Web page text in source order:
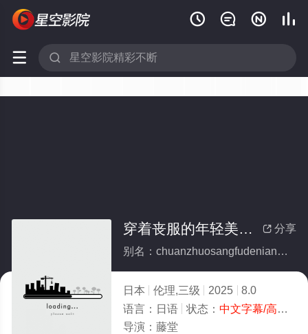
   
 
 分享
穿着丧服的年轻美貌寡妇们的一夜
别名：chuanzhuosangfudenianqingmeimaoguafumendeyiye
日本 伦理,三级 2025
8.0
语言： 日语 状态： 中文字幕/高清
导演： 藤堂